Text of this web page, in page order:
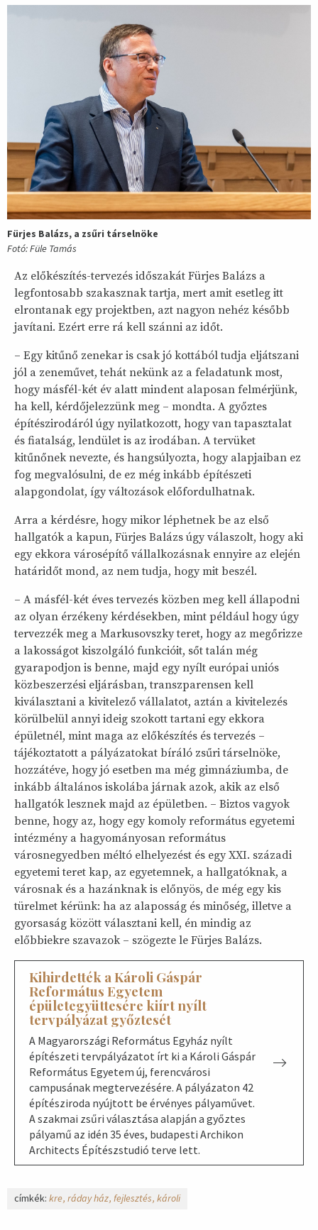
Fürjes Balázs, a zsűri társelnöke
Fotó: Füle Tamás
Az előkészítés-tervezés időszakát Fürjes Balázs a
legfontosabb szakasznak tartja, mert amit esetleg itt
elrontanak egy projektben, azt nagyon nehéz később
javítani. Ezért erre rá kell szánni az időt.
– Egy kitűnő zenekar is csak jó kottából tudja eljátszani
jól a zeneművet, tehát nekünk az a feladatunk most,
hogy másfél-két év alatt mindent alaposan felmérjünk,
ha kell, kérdőjelezzünk meg – mondta. A győztes
építészirodáról úgy nyilatkozott, hogy van tapasztalat
és fiatalság, lendület is az irodában. A tervüket
kitűnőnek nevezte, és hangsúlyozta, hogy alapjaiban ez
fog megvalósulni, de ez még inkább építészeti
alapgondolat, így változások előfordulhatnak.
Arra a kérdésre, hogy mikor léphetnek be az első
hallgatók a kapun, Fürjes Balázs úgy válaszolt, hogy aki
egy ekkora városépítő vállalkozásnak ennyire az elején
határidőt mond, az nem tudja, hogy mit beszél.
– A másfél-két éves tervezés közben meg kell állapodni
az olyan érzékeny kérdésekben, mint például hogy úgy
tervezzék meg a Markusovszky teret, hogy az megőrizze
a lakosságot kiszolgáló funkcióit, sőt talán még
gyarapodjon is benne, majd egy nyílt európai uniós
közbeszerzési eljárásban, transzparensen kell
kiválasztani a kivitelező vállalatot, aztán a kivitelezés
körülbelül annyi ideig szokott tartani egy ekkora
épületnél, mint maga az előkészítés és tervezés –
tájékoztatott a pályázatokat bíráló zsűri társelnöke,
hozzátéve, hogy jó esetben ma még gimnáziumba, de
inkább általános iskolába járnak azok, akik az első
hallgatók lesznek majd az épületben. – Biztos vagyok
benne, hogy az, hogy egy komoly református egyetemi
intézmény a hagyományosan református
városnegyedben méltó elhelyezést és egy XXI. századi
egyetemi teret kap, az egyetemnek, a hallgatóknak, a
városnak és a hazánknak is előnyös, de még egy kis
türelmet kérünk: ha az alaposság és minőség, illetve a
gyorsaság között választani kell, én mindig az
előbbiekre szavazok – szögezte le Fürjes Balázs.
Kihirdették a Károli Gáspár
Református Egyetem
épületegyüttesére kiírt nyílt
tervpályázat győztesét
A Magyarországi Református Egyház nyílt
építészeti tervpályázatot írt ki a Károli Gáspár
Református Egyetem új, ferencvárosi
campusának megtervezésére. A pályázaton 42
építésziroda nyújtott be érvényes pályaművet.
A szakmai zsűri választása alapján a győztes
pályamű az idén 35 éves, budapesti Archikon
Architects Építészstudió terve lett.
címkék: kre ráday ház fejlesztés károli